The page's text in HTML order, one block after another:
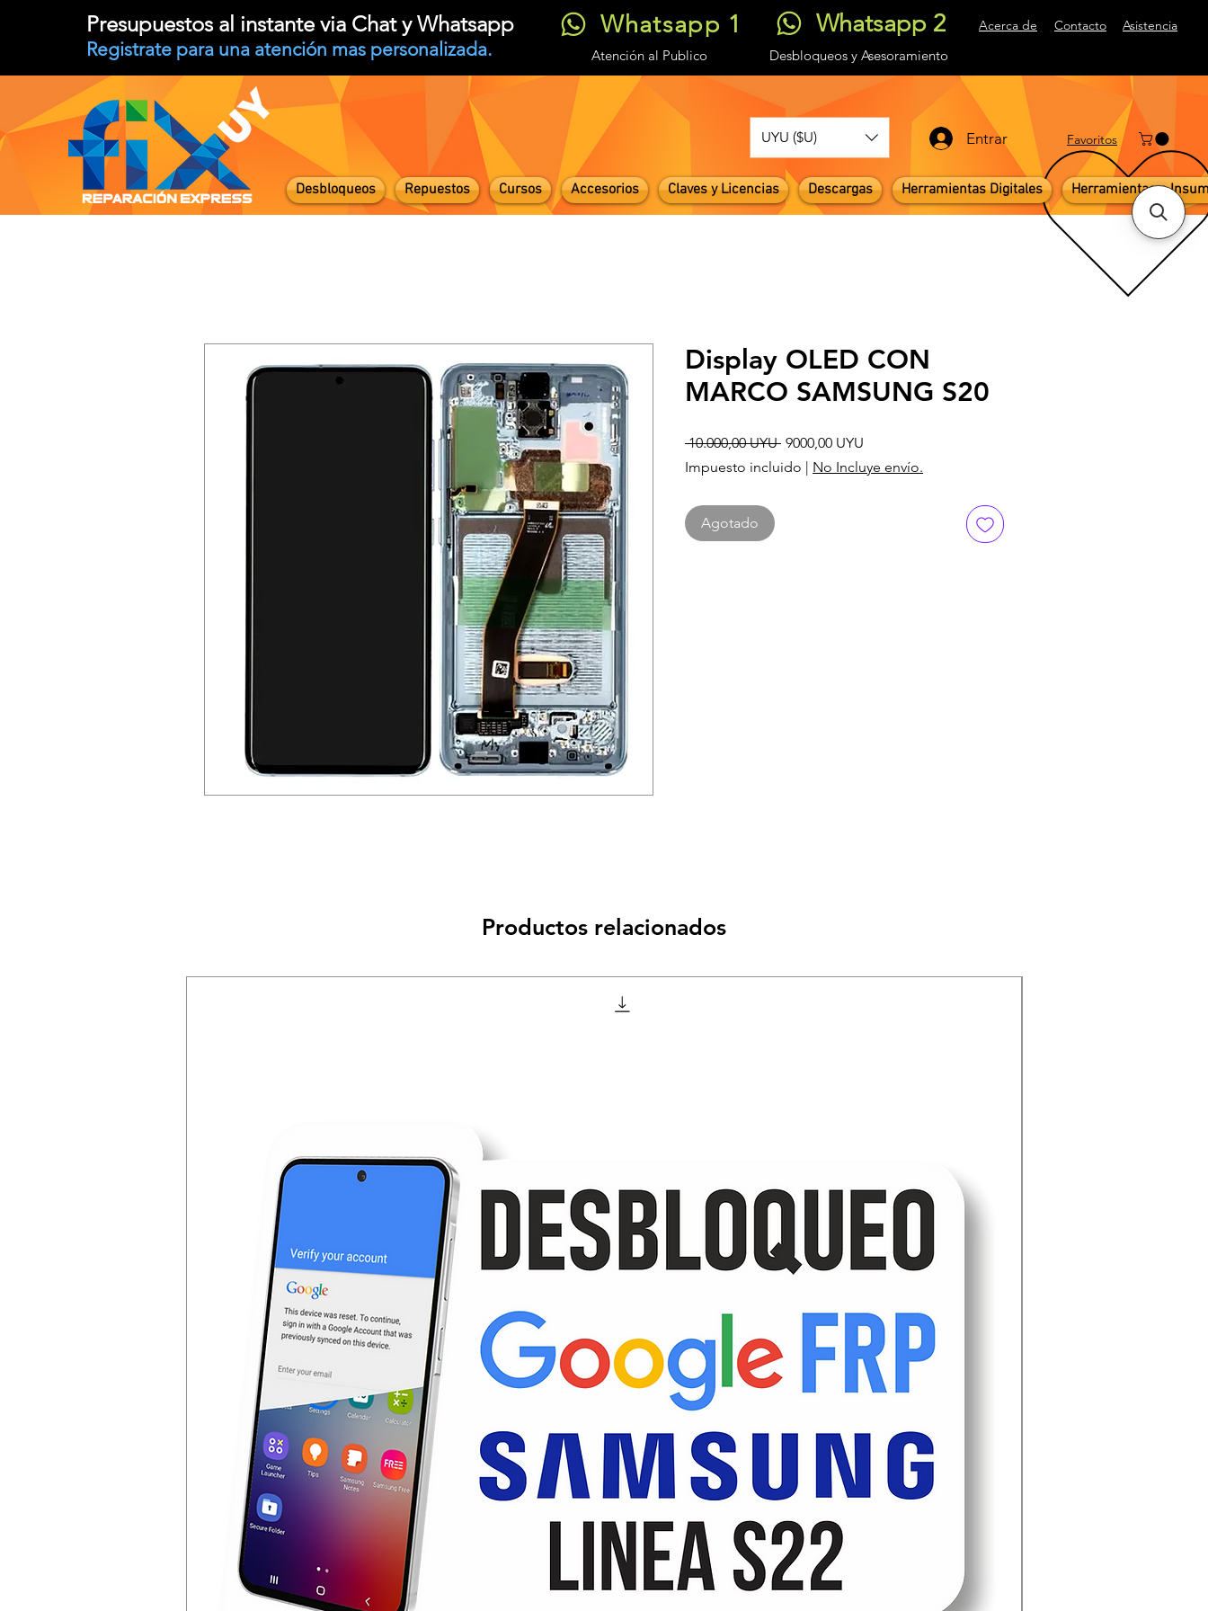
Presupuestos al instante via Chat y Whatsapp
Registrate para una atención mas personalizada.
Whatsapp 1 Whatsapp 2 Acerca de Contacto Asistencia
Atención al Publico Desbloqueos y Asesoramiento
UYU ($U) Entrar Favoritos
Desbloqueos Repuestos Cursos Accesorios Claves y Licencias Descargas Herramientas Digitales Herramientas e
Display OLED CON
MARCO SAMSUNG S20
10.000,00 UYU Precio
9000,00 UYU
oferta
Impuesto incluido | No Incluye envío.
Agotado
Productos relacionados